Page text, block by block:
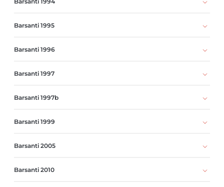
Barsanti 1995
Barsanti 1996
Barsanti 1997
Barsanti 1997b
Barsanti 1999
Barsanti 2005
Barsanti 2010